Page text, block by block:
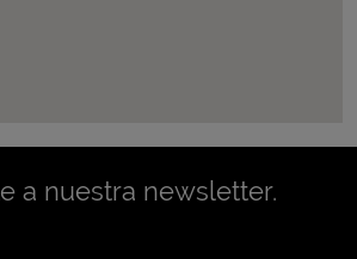
a nuestra newsletter.